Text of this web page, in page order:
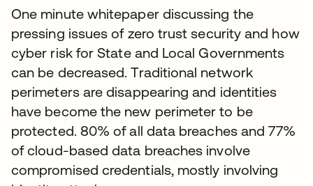
One minute whitepaper discussing the
pressing issues of zero trust security and how
cyber risk for State and Local Governments
can be decreased. Traditional network
perimeters are disappearing and identities
have become the new perimeter to be
protected. 80% of all data breaches and 77%
of cloud-based data breaches involve
compromised credentials, mostly involving